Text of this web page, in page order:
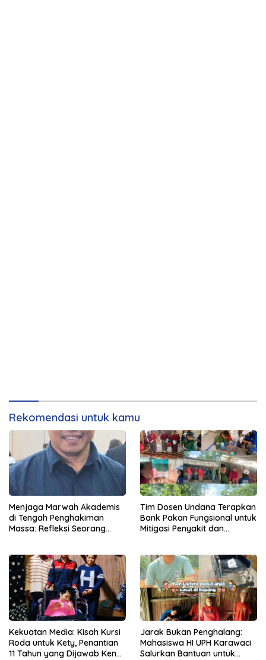
Rekomendasi untuk kamu
Menjaga Marwah Akademis
di Tengah Penghakiman
Massa: Refleksi Seorang
Tim Dosen Undana Terapkan
Bank Pakan Fungsional untuk
Mitigasi Penyakit dan
Kekuatan Media: Kisah Kursi
Roda untuk Kety, Penantian
11 Tahun yang Dijawab Ken
Jarak Bukan Penghalang:
Mahasiswa HI UPH Karawaci
Salurkan Bantuan untuk